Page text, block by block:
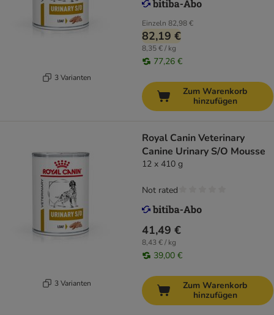
3 Varianten
Einzeln 82,98 €
82,19 €
8,35 € / kg
77,26 €
Zum Warenkorb
hinzufügen
3 Varianten
Royal Canin Veterinary
Canine Urinary S/O Mousse
12 x 410 g
41,49 €
8,43 € / kg
39,00 €
Not rated
Zum Warenkorb
hinzufügen